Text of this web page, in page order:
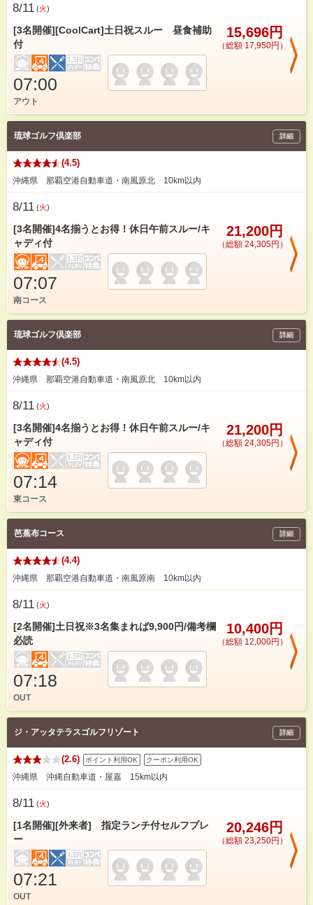
8/11 (火)
[3名開催][CoolCart]土日祝スルー 昼食補助
付
15,696円
（総額 17,950円）
07:00
アウト
琉球ゴルフ倶楽部 詳細
(4.5)
沖縄県 那覇空港自動車道・南風原北 10km以内
8/11 (火)
[3名開催]4名揃うとお得！休日午前スルー/キ
ャディ付
21,200円
（総額 24,305円）
07:07
南コース
琉球ゴルフ倶楽部 詳細
(4.5)
沖縄県 那覇空港自動車道・南風原北 10km以内
8/11 (火)
[3名開催]4名揃うとお得！休日午前スルー/キ
ャディ付
21,200円
（総額 24,305円）
07:14
東コース
芭蕉布コース 詳細
(4.4)
沖縄県 那覇空港自動車道・南風原南 10km以内
8/11 (火)
[2名開催]土日祝※3名集まれば9,900円/備考欄
必読
10,400円
（総額 12,000円）
07:18
OUT
ジ・アッタテラスゴルフリゾート 詳細
(2.6) ポイント利用OK クーポン利用OK
沖縄県 沖縄自動車道・屋嘉 15km以内
8/11 (火)
[1名開催][外来者] 指定ランチ付セルフプレ
ー
20,246円
（総額 23,250円）
07:21
OUT